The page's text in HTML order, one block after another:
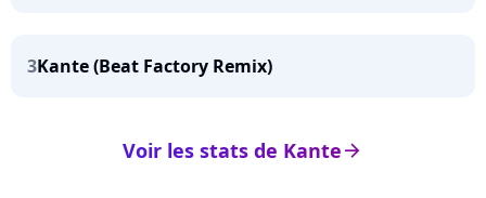
3Kante (Beat Factory Remix)
arrow_right
Voir les stats de Kante